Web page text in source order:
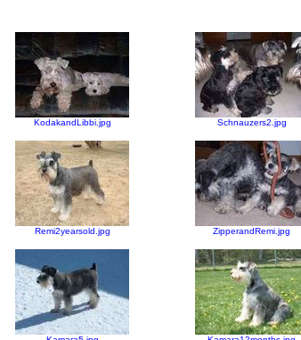
KodakandLibbi.jpg Schnauzers2.jpg
Remi2yearsold.jpg ZipperandRemi.jpg